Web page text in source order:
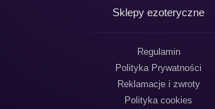
Sklepy ezoteryczne
Regulamin
Polityka Prywatności
Reklamacje i zwroty
Polityka cookies